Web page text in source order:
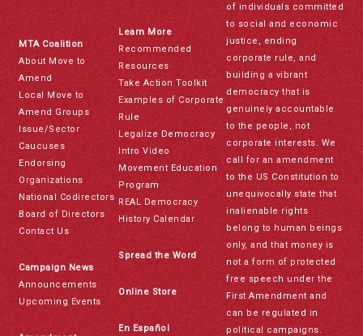
MTA Coalition
About Move to
Amend
Local Move to
Amend Groups
Issue/Sector
Caucuses
Endorsing
Organizations
National Codirectors
Board of Directors
Contact Us
Campaign News
Announcements
Upcoming Events
Learn More
Recommended
Resources
Take Action Toolkit
Examples of Corporate
Rule
Legalize Democracy
Intro Video
Movement Education
Program
REAL Democracy
History Calendar
Spread the Word
Online Store
En Español
of individuals committed
to social and economic
justice, ending
corporate rule, and
building a vibrant
democracy that is
genuinely accountable
to the people, not
corporate interests. We
call for an amendment
to the US Constitution to
unequivocally state that
inalienable rights
belong to human beings
only, and that money is
not a form of protected
free speech under the
First Amendment and
can be regulated in
political campaigns.